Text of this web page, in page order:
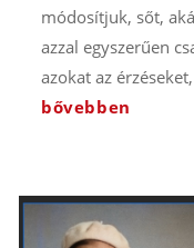
módosítjuk, sőt,
azzal egyszerűen
azokat az
bővebben